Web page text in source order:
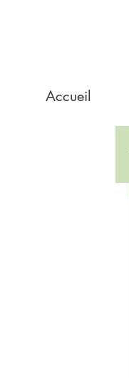
Accueil